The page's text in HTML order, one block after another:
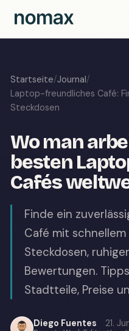
Startseite/Journal/
Laptop-freundliches Café:
Steckdosen
Wo man
besten
Cafés
Finde ein
Café mit schnellem
Steckdosen,
Bewertungen.
Stadtteile, Preise
Diego Fuentes 21.